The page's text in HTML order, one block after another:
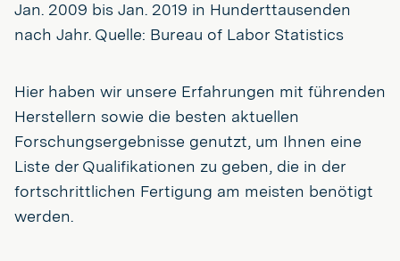
Jan. 2009 bis Jan. 2019 in Hunderttausenden
nach Jahr. Quelle: Bureau of Labor Statistics
Hier haben wir unsere Erfahrungen mit führenden
Herstellern sowie die besten aktuellen
Forschungsergebnisse genutzt, um Ihnen eine
Liste der Qualifikationen zu geben, die in der
fortschrittlichen Fertigung am meisten benötigt
werden.